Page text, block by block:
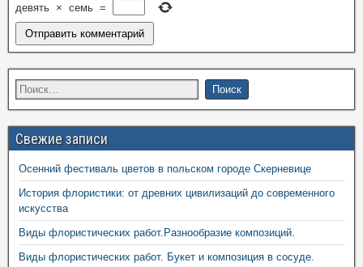
девять × семь =
Свежие записи
Осенний фестиваль цветов в польском городе Скерневице
История флористики: от древних цивилизаций до современного
искусства
Виды флористических работ.Разнообразие композиций.
Виды флористических работ. Букет и композиция в сосуде.